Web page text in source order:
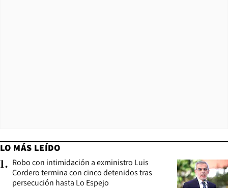
LO MÁS LEÍDO
1. Robo con intimidación a exministro Luis
Cordero termina con cinco detenidos tras
persecución hasta Lo Espejo